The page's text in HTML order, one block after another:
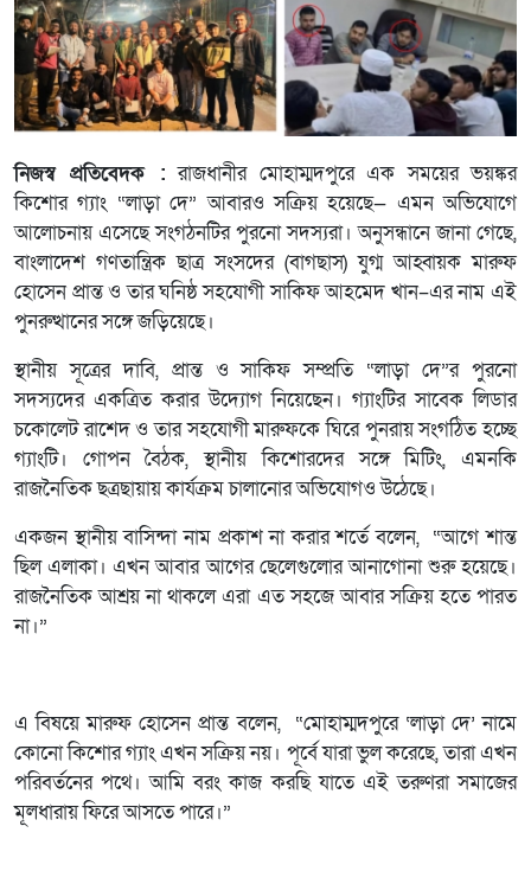
নিজস্ব প্রতিবেদক : রাজধানীর মোহাম্মদপুরে এক সময়ের ভয়ঙ্কর
কিশোর গ্যাং “লাড়া দে” আবারও সক্রিয় হয়েছে— এমন অভিযোগে
আলোচনায় এসেছে সংগঠনটির পুরনো সদস্যরা। অনুসন্ধানে জানা গেছে,
বাংলাদেশ গণতান্ত্রিক ছাত্র সংসদের (বাগছাস) যুগ্ম আহ্বায়ক মারুফ
হোসেন প্রান্ত ও তার ঘনিষ্ঠ সহযোগী সাকিফ আহমেদ খান–এর নাম এই
পুনরুত্থানের সঙ্গে জড়িয়েছে।
স্থানীয় সূত্রের দাবি, প্রান্ত ও সাকিফ সম্প্রতি “লাড়া দে”র পুরনো
সদস্যদের একত্রিত করার উদ্যোগ নিয়েছেন। গ্যাংটির সাবেক লিডার
চকোলেট রাশেদ ও তার সহযোগী মারুফকে ঘিরে পুনরায় সংগঠিত হচ্ছে
গ্যাংটি। গোপন বৈঠক, স্থানীয় কিশোরদের সঙ্গে মিটিং, এমনকি
রাজনৈতিক ছত্রছায়ায় কার্যক্রম চালানোর অভিযোগও উঠেছে।
একজন স্থানীয় বাসিন্দা নাম প্রকাশ না করার শর্তে বলেন, “আগে শান্ত
ছিল এলাকা। এখন আবার আগের ছেলেগুলোর আনাগোনা শুরু হয়েছে।
রাজনৈতিক আশ্রয় না থাকলে এরা এত সহজে আবার সক্রিয় হতে পারত
না।”
এ বিষয়ে মারুফ হোসেন প্রান্ত বলেন, “মোহাম্মদপুরে ‘লাড়া দে’ নামে
কোনো কিশোর গ্যাং এখন সক্রিয় নয়। পূর্বে যারা ভুল করেছে, তারা এখন
পরিবর্তনের পথে। আমি বরং কাজ করছি যাতে এই তরুণরা সমাজের
মূলধারায় ফিরে আসতে পারে।”